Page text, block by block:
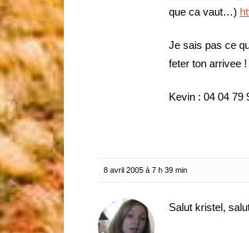
que ca vaut…)
Je sais pas ce
feter ton arrivee
Kevin : 04 04 79
8 avril 2005 à 7 h 39 min
Salut kristel,